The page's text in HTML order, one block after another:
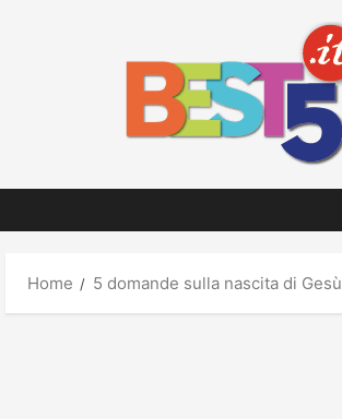
Home 5 domande sulla nascita di Gesù